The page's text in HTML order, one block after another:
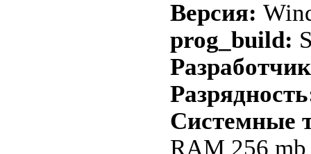
Версия:
prog_build:
Системные
RAM 256 mb